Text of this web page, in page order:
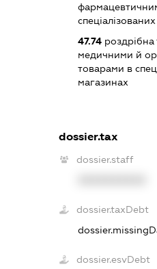
47.74роздрібна
медичними й
товарами в
магазинах
dossier.tax
dossier.staff
dossier.taxDebt
dossier.esvDebt